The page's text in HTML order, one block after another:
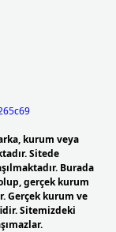
kurum veya
Sitede
Burada
gerçek kurum
Gerçek kurum ve
Sitemizdeki